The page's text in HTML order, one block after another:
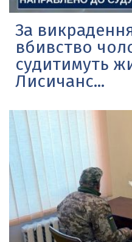
За
вбивство
судитимуть
Лисичанс...